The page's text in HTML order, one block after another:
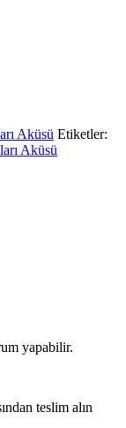
Aküsü Etiketler:
Aküsü
yapabilir.
teslim alın